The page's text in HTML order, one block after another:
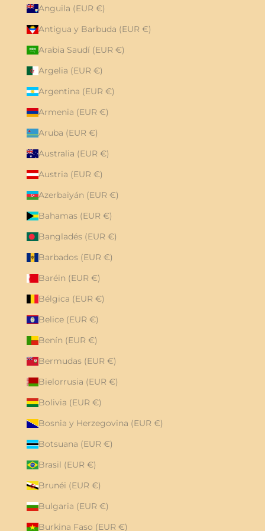
Anguila (EUR €)
Antigua y Barbuda (EUR €)
Arabia Saudí (EUR €)
Argelia (EUR €)
Argentina (EUR €)
Armenia (EUR €)
Aruba (EUR €)
Australia (EUR €)
Austria (EUR €)
Azerbaiyán (EUR €)
Bahamas (EUR €)
Bangladés (EUR €)
Barbados (EUR €)
Baréin (EUR €)
Bélgica (EUR €)
Belice (EUR €)
Benín (EUR €)
Bermudas (EUR €)
Bielorrusia (EUR €)
Bolivia (EUR €)
Bosnia y Herzegovina (EUR €)
Botsuana (EUR €)
Brasil (EUR €)
Brunéi (EUR €)
Bulgaria (EUR €)
Burkina Faso (EUR €)